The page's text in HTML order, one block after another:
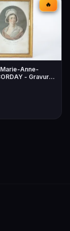
🔥
Anne-
- Gravure